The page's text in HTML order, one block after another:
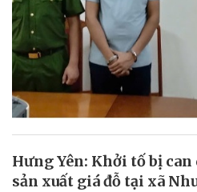
Hưng Yên: Khởi tố bị
sản xuất giá đỗ tại xã